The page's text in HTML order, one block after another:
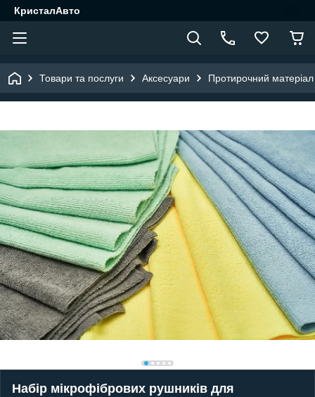
КристалАвто
Товари та послуги Аксесуари Протирочний матеріал
Набір мікрофібрових рушників для